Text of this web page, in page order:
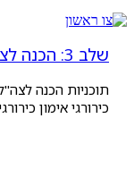
– מגיעים לצו הראשון כמו מקצוענים...